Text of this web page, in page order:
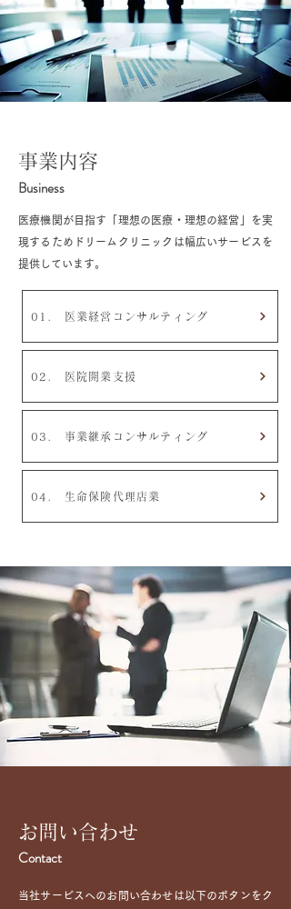
事業内容
Business
医療機関が目指す「理想の医療・理想の経営」を実
現するためドリームクリニックは幅広いサービスを
提供しています。
01. 医業経営コンサルティング
02. 医院開業支援
03. 事業継承コンサルティング
04. 生命保険代理店業
お問い合わせ
Contact
当社サービスへのお問い合わせは以下のボタンをク